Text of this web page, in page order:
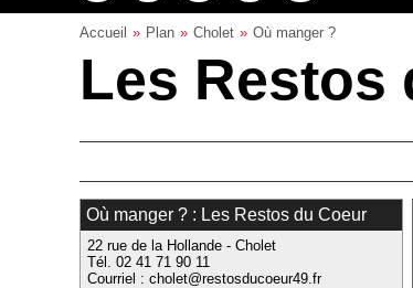
Accueil Plan Cholet Où manger ?
Les Restos
Où manger ? : Les Restos du Coeur
22 rue de la Hollande - Cholet
Tél. 02 41 71 90 11
Courriel : cholet@restosducoeur49.fr